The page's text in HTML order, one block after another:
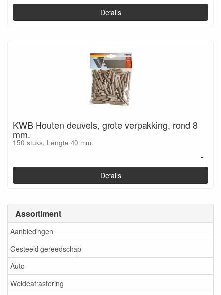
Assortiment
Aanbiedingen
Gesteeld gereedschap
Auto
Weideafrastering
Details
KWB Houten deuvels, grote verpakking, rond 8
mm.
150 stuks, Lengte 40 mm.
-
Details